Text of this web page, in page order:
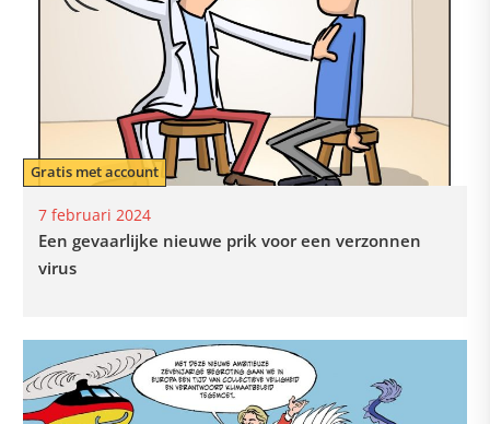
7 februari 2024
Gratis met account
Een gevaarlijke nieuwe prik voor een verzonnen
virus